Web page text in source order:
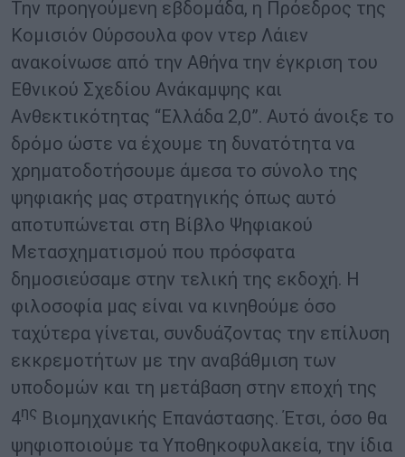
Την προηγούμενη εβδομάδα, η Πρόεδρος της
Κομισιόν Ούρσουλα φον ντερ Λάιεν
ανακοίνωσε από την Αθήνα την έγκριση του
Εθνικού Σχεδίου Ανάκαμψης και
Ανθεκτικότητας “Ελλάδα 2,0”. Αυτό άνοιξε το
δρόμο ώστε να έχουμε τη δυνατότητα να
χρηματοδοτήσουμε άμεσα το σύνολο της
ψηφιακής μας στρατηγικής όπως αυτό
αποτυπώνεται στη Βίβλο Ψηφιακού
Μετασχηματισμού που πρόσφατα
δημοσιεύσαμε στην τελική της εκδοχή. Η
φιλοσοφία μας είναι να κινηθούμε όσο
ταχύτερα γίνεται, συνδυάζοντας την επίλυση
εκκρεμοτήτων με την αναβάθμιση των
υποδομών και τη μετάβαση στην εποχή της
4ης Βιομηχανικής Επανάστασης. Έτσι, όσο θα
ψηφιοποιούμε τα Υποθηκοφυλακεία, την ίδια